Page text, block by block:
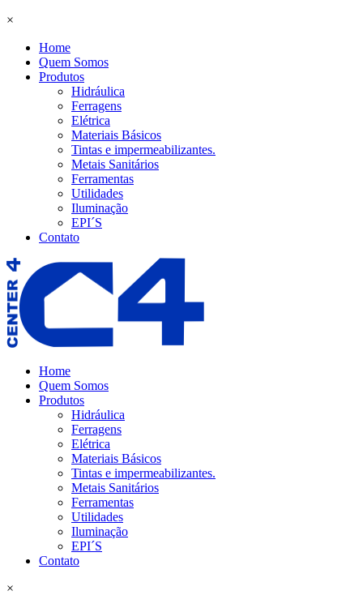
×
Home
Quem Somos
Produtos
Hidráulica
Ferragens
Elétrica
Materiais Básicos
Tintas e impermeabilizantes.
Metais Sanitários
Ferramentas
Utilidades
Iluminação
EPI´S
Contato
Home
Quem Somos
Produtos
Hidráulica
Ferragens
Elétrica
Materiais Básicos
Tintas e impermeabilizantes.
Metais Sanitários
Ferramentas
Utilidades
Iluminação
EPI´S
Contato
×